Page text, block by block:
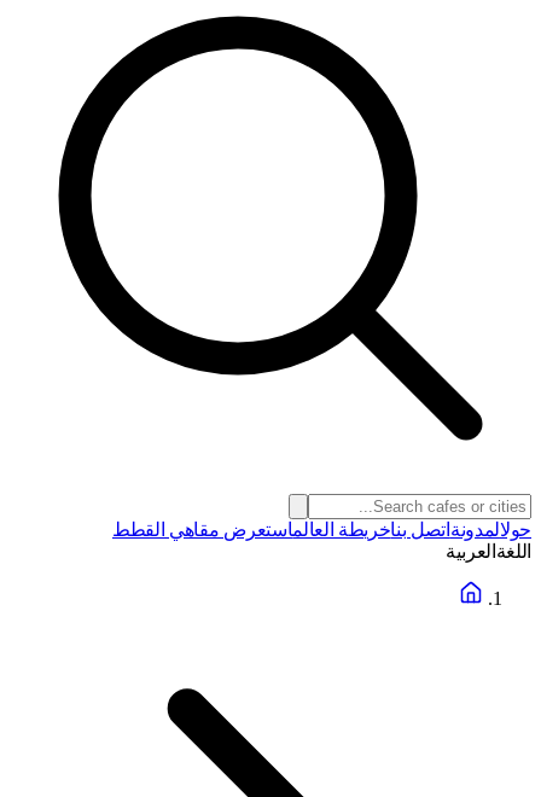
حولالمدونة اتصل بناخريطة العالماستعرض مقاهي القطط
اللغة العربية